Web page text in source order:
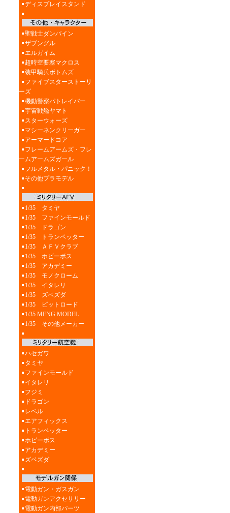
ディスプレイスタンド
聖戦士ダンバイン
ザブングル
エルガイム
超時空要塞マクロス
装甲騎兵ボトムズ
ファイブスターストーリ
ーズ
機動警察パトレイバー
宇宙戦艦ヤマト
スターウォーズ
マシーネンクリーガー
アーマードコア
フレームアームズ・フレ
ームアームズガール
フルメタル・パニック！
その他プラモデル
1/35 タミヤ
1/35 ファインモールド
1/35 ドラゴン
1/35 トランペッター
1/35 ＡＦＶクラブ
1/35 ホビーボス
1/35 アカデミー
1/35 モノクローム
1/35 イタレリ
1/35 ズベズダ
1/35 ピットロード
1/35 MENG MODEL
1/35 その他メーカー
ハセガワ
タミヤ
ファインモールド
イタレリ
フジミ
ドラゴン
レベル
エアフィックス
トランペッター
ホビーボス
アカデミー
ズベズダ
電動ガン・ガスガン
電動ガンアクセサリー
電動ガン内部パーツ